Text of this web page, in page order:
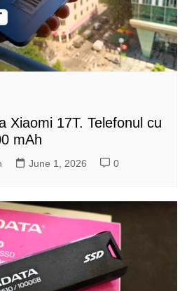
Xiaomi 17T. Telefonul cu
mAh
June 1, 2026 0